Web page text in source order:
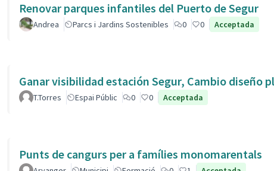
Renovar parques infantiles del Puerto de Segur
Andrea Parcs i Jardins Sostenibles 0 0 Acceptada
Ganar visibilidad estación Segur, Cambio diseño
T.Torres Espai Públic 0 0 Acceptada
Punts de cangurs per a famílies monomarentals